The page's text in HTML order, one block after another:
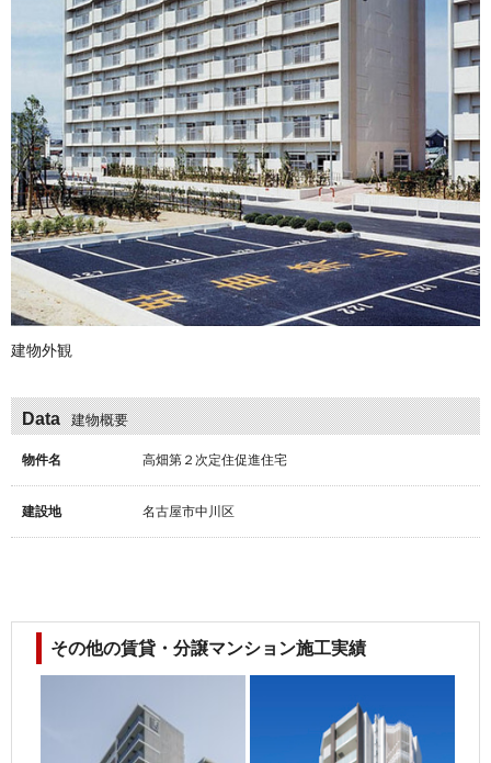
建物外観
Data 建物概要
物件名 高畑第２次定住促進住宅
建設地 名古屋市中川区
その他の賃貸・分譲マンション施工実績